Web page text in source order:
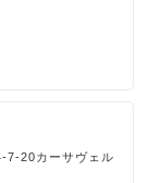
7-20カーサヴェル